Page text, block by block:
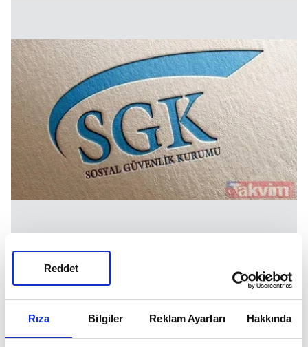
Rıza Bilgiler Reklam Ayarları Hakkında
Reddet
Ş Harfi:
Şüpheli faaliyet gösteren işyerlerini ifade